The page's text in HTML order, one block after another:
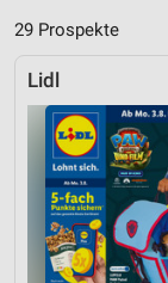
29 Prospekte
Lidl